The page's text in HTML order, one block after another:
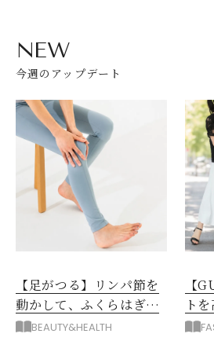
NEW
今週のアップデート
【足がつる】リンパ節を
動かして、ふくらはぎの
むくみ、こむら返りを解
BEAUTY&HEALTH
【
ト
えト